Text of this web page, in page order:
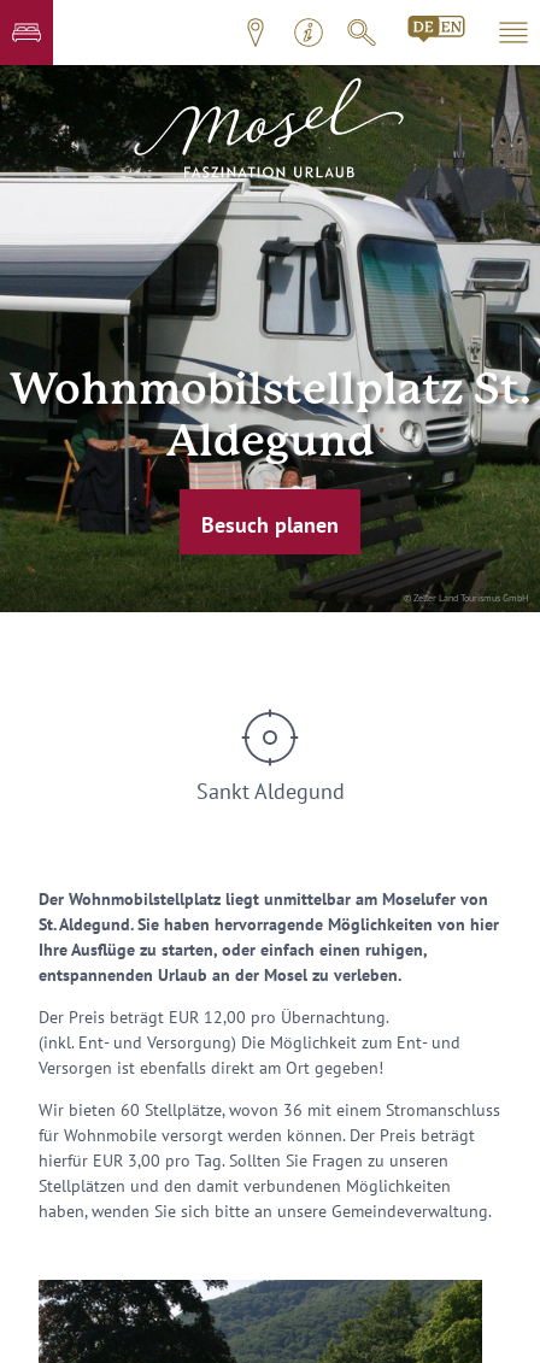
© Zeller Land Tourismus GmbH
Wohnmobilstellplatz St.
Aldegund
Besuch planen
Sankt Aldegund
Der Wohnmobilstellplatz liegt unmittelbar am Moselufer von
St. Aldegund. Sie haben hervorragende Möglichkeiten von hier
Ihre Ausflüge zu starten, oder einfach einen ruhigen,
entspannenden Urlaub an der Mosel zu verleben.
Der Preis beträgt EUR 12,00 pro Übernachtung.
(inkl. Ent- und Versorgung) Die Möglichkeit zum Ent- und
Versorgen ist ebenfalls direkt am Ort gegeben!
Wir bieten 60 Stellplätze, wovon 36 mit einem Stromanschluss
für Wohnmobile versorgt werden können. Der Preis beträgt
hierfür EUR 3,00 pro Tag. Sollten Sie Fragen zu unseren
Stellplätzen und den damit verbundenen Möglichkeiten
haben, wenden Sie sich bitte an unsere Gemeindeverwaltung.